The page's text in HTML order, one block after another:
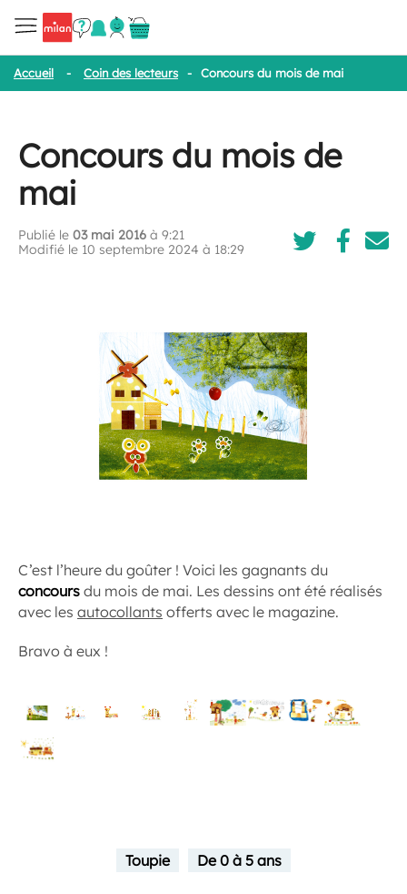
Accueil - Coin des lecteurs - Concours du mois de mai
Concours du mois de
mai
Publié le 03 mai 2016 à 9:21
Modifié le 10 septembre 2024 à 18:29
C’est l’heure du goûter ! Voici les gagnants du
concours du mois de mai. Les dessins ont été réalisés
avec les autocollants offerts avec le magazine.
Bravo à eux !
Toupie De 0 à 5 ans